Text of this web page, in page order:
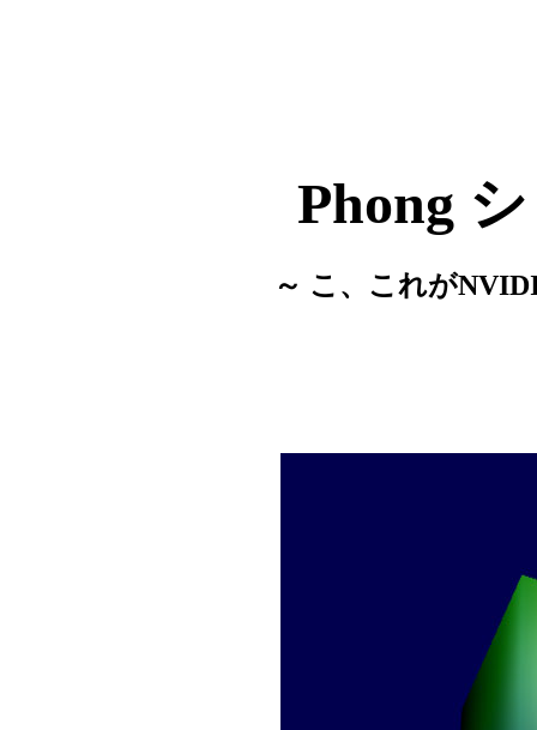
Phong
～ こ、これが